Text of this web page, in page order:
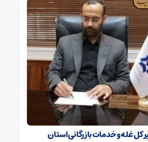
کل غله و خدمات بازرگانی استان